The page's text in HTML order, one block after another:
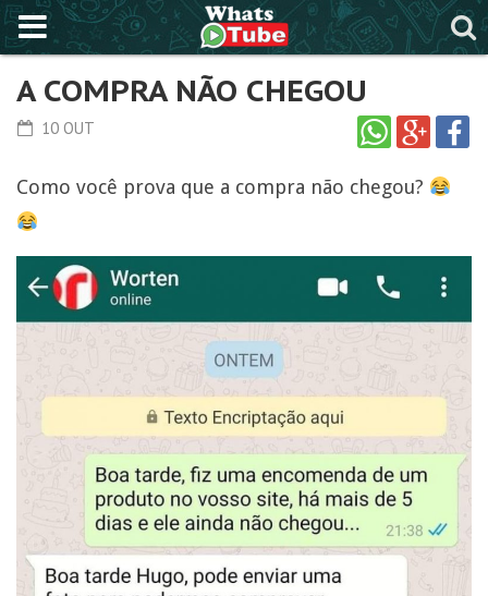
A COMPRA NÃO CHEGOU
10 OUT
Como você prova que a compra não chegou?